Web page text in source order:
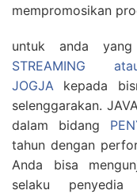
mempromosikan
untuk anda yang
STREAMING atau
JOGJA kepada
selenggarakan.
dalam bidang
tahun dengan
Anda bisa
selaku